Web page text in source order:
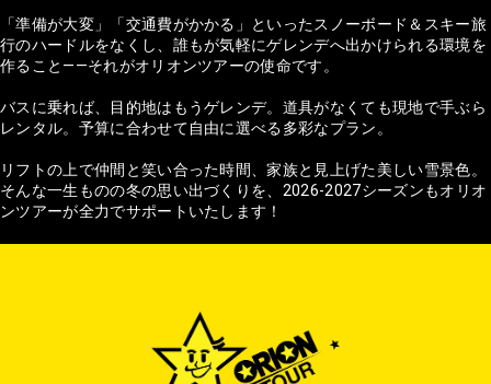
「準備が大変」「交通費がかかる」といったスノーボード＆スキー旅
行のハードルをなくし、誰もが気軽にゲレンデへ出かけられる環境を
作ること——それがオリオンツアーの使命です。
バスに乗れば、目的地はもうゲレンデ。道具がなくても現地で手ぶら
レンタル。予算に合わせて自由に選べる多彩なプラン。
リフトの上で仲間と笑い合った時間、家族と見上げた美しい雪景色。
そんな一生ものの冬の思い出づくりを、2026-2027シーズンもオリオ
ンツアーが全力でサポートいたします！